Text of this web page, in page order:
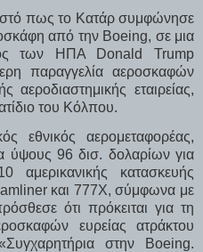
πως το Κατάρ συμφώνησε
από την Boeing, σε μια
των ΗΠΑ Donald Trump
παραγγελία αεροσκαφών
αεροδιαστημικής εταιρείας,
του Κόλπου.
εθνικός αερομεταφορέας,
96 δισ. δολαρίων για
κατασκευής
και 777X, σύμφωνα με
ότι πρόκειται για τη
ευρείας ατράκτου
στην Boeing.